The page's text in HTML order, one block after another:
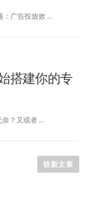
：广告投放效 …
搭建你的专
奈？又或者 …
较新文章